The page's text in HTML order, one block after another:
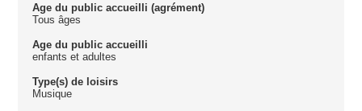
Age du public accueilli (agrément)
Tous âges
Age du public accueilli
enfants et adultes
Type(s) de loisirs
Musique